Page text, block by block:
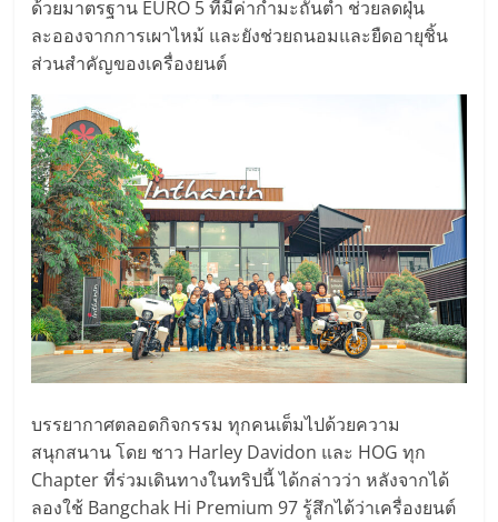
ด้วยมาตรฐาน EURO 5 ที่มีค่ากำมะถันต่ำ ช่วยลดฝุ่น
ละอองจากการเผาไหม้ และยังช่วยถนอมและยืดอายุชิ้น
ส่วนสำคัญของเครื่องยนต์
บรรยากาศตลอดกิจกรรม ทุกคนเต็มไปด้วยความ
สนุกสนาน โดย ชาว Harley Davidon และ HOG ทุก
Chapter ที่ร่วมเดินทางในทริปนี้ ได้กล่าวว่า หลังจากได้
ลองใช้ Bangchak Hi Premium 97 รู้สึกได้ว่าเครื่องยนต์